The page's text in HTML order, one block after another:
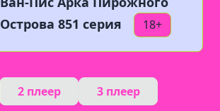
Острова 851 серия
18+
2 плеер 3 плеер